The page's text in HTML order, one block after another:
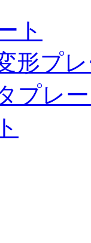
ト
形プ
プレ